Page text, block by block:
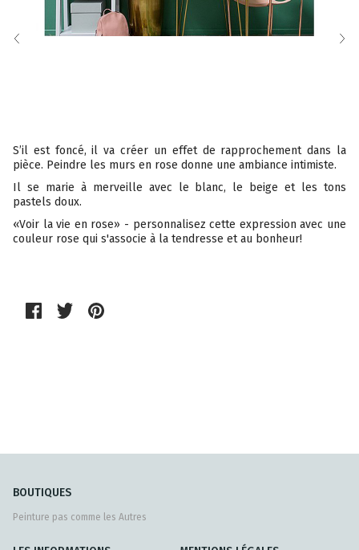
S’il est foncé, il va créer un effet de rapprochement dans la
pièce. Peindre les murs en rose donne une ambiance intimiste.
Il se marie à merveille avec le blanc, le beige et les tons
pastels doux.
«Voir la vie en rose» - personnalisez cette expression avec une
couleur rose qui s'associe à la tendresse et au bonheur!
BOUTIQUES
Peinture pas comme les Autres